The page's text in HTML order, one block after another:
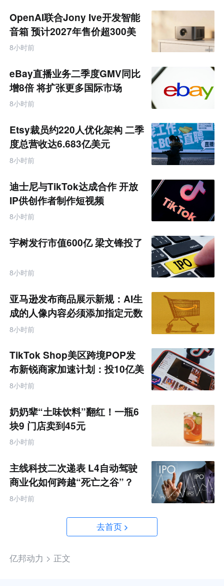
产
业
互
联
网
OpenAI联合Jony Ive开发智能
音箱 预计2027年售价超300美
元
8小时前
eBay直播业务二季度GMV同比
增8倍 将扩张更多国际市场
8小时前
Etsy裁员约220人优化架构 二季
度总营收达6.683亿美元
8小时前
迪士尼与TikTok达成合作 开放
IP供创作者制作短视频
8小时前
宇树发行市值600亿 梁文锋投了
8小时前
亚马逊发布商品展示新规：AI生
成的人像内容必须添加指定元数
据
8小时前
TikTok Shop美区跨境POP发
布新锐商家加速计划：投10亿美
金资源帮扶四类商家
8小时前
奶奶辈“土味饮料”翻红！一瓶6
块9 门店卖到45元
8小时前
主线科技二次递表 L4自动驾驶
商业化如何跨越“死亡之谷”？
8小时前
去首页
亿邦动力 > 正文